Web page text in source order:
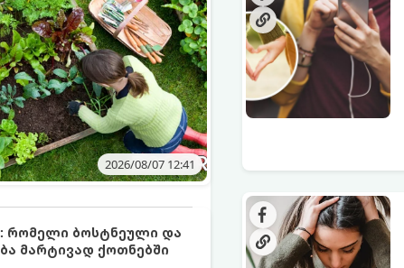
გაუძლონ, აგვისტოს
საქმის გაკეთება
2026/08/07 12:41
რომელი ბოსტნეული და
მარტივად ქოთნებში